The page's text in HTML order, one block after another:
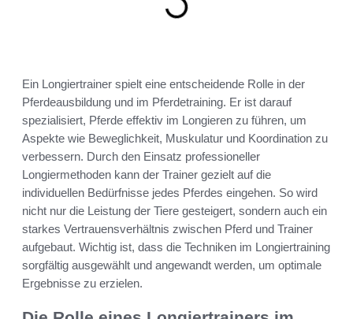
Ein Longiertrainer spielt eine entscheidende Rolle in der
Pferdeausbildung und im Pferdetraining. Er ist darauf
spezialisiert, Pferde effektiv im Longieren zu führen, um
Aspekte wie Beweglichkeit, Muskulatur und Koordination zu
verbessern. Durch den Einsatz professioneller
Longiermethoden kann der Trainer gezielt auf die
individuellen Bedürfnisse jedes Pferdes eingehen. So wird
nicht nur die Leistung der Tiere gesteigert, sondern auch ein
starkes Vertrauensverhältnis zwischen Pferd und Trainer
aufgebaut. Wichtig ist, dass die Techniken im Longiertraining
sorgfältig ausgewählt und angewandt werden, um optimale
Ergebnisse zu erzielen.